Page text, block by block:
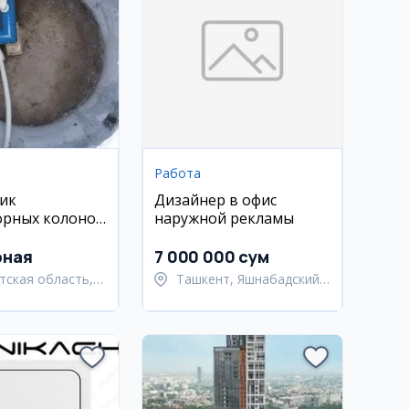
колонок
область,
Работа
Дизайнер в офис
наружной рекламы
7 000 000 сум
Ташкент, Яшнабадский